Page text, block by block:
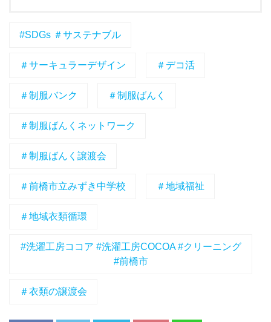
#SDGs ＃サステナブル
＃サーキュラーデザイン ＃デコ活
＃制服バンク ＃制服ばんく
＃制服ばんくネットワーク
＃制服ばんく譲渡会
＃前橋市立みずき中学校 ＃地域福祉
＃地域衣類循環
#洗濯工房ココア #洗濯工房COCOA #クリーニング
#前橋市
＃衣類の譲渡会